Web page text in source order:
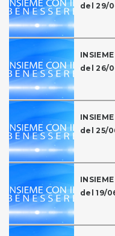
del 29/
del 26/
del 25/
del 19/